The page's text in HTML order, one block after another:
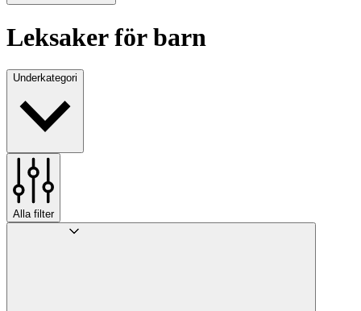
Leksaker för barn
Underkategori
Alla filter